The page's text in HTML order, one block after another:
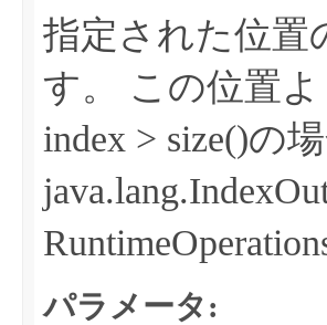
指定された位置
す。
この位置
index > size()の
パラメータ: